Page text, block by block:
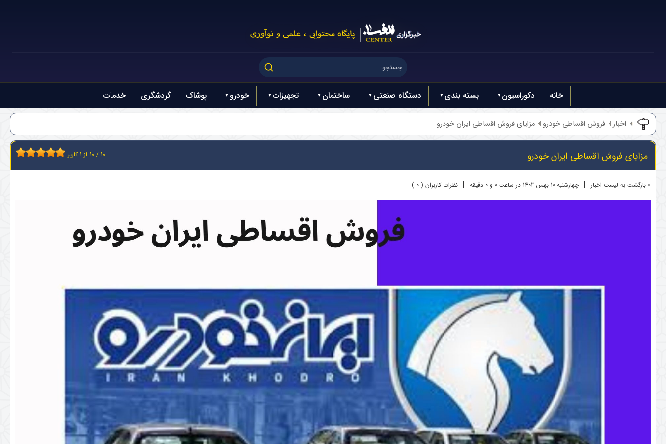
خانه دکوراسیون بسته بندی دستگاه صنعتی ساختمان تجهیزات خودرو پوشاک گردشگری خدمات
اخبار فروش اقساطی خودرو مزایای فروش اقساطی ایران خودرو
مزایای فروش اقساطی ایران خودرو 10 / 10 از 1کاربر
« بازگشت به لیست اخبار | چهارشنبه 10 بهمن 1403 در ساعت 0 و 0 دقیقه | نظرات کاربران ( 0 )